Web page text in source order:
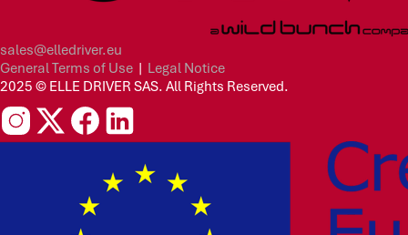
sales@elledriver.eu
General Terms of Use | Legal Notice
2025 © ELLE DRIVER SAS. All Rights Reserved.